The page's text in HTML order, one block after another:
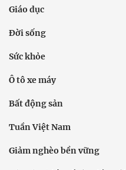
Giáo dục
Đời sống
Sức khỏe
Ô tô xe máy
Bất động sản
Tuần Việt Nam
Giảm nghèo bền vững